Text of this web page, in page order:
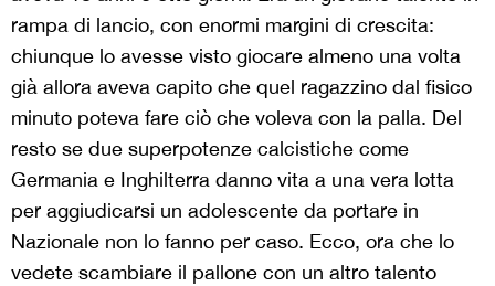
rampa di lancio, con enormi margini di crescita:
chiunque lo avesse visto giocare almeno una volta
già allora aveva capito che quel ragazzino dal fisico
minuto poteva fare ciò che voleva con la palla. Del
resto se due superpotenze calcistiche come
Germania e Inghilterra danno vita a una vera lotta
per aggiudicarsi un adolescente da portare in
Nazionale non lo fanno per caso. Ecco, ora che lo
vedete scambiare il pallone con un altro talento